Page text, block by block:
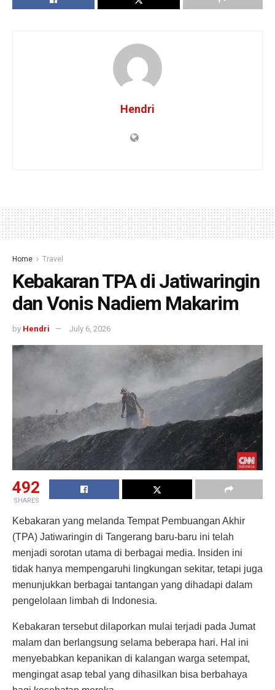
Hendri
Home Travel
Kebakaran TPA di Jatiwaringin
dan Vonis Nadiem Makarim
by Hendri July 6, 2026
492
SHARES
Kebakaran yang melanda Tempat Pembuangan Akhir
(TPA) Jatiwaringin di Tangerang baru-baru ini telah
menjadi sorotan utama di berbagai media. Insiden ini
tidak hanya mempengaruhi lingkungan sekitar, tetapi juga
menunjukkan berbagai tantangan yang dihadapi dalam
pengelolaan limbah di Indonesia.
Kebakaran tersebut dilaporkan mulai terjadi pada Jumat
malam dan berlangsung selama beberapa hari. Hal ini
menyebabkan kepanikan di kalangan warga setempat,
mengingat asap tebal yang dihasilkan bisa berbahaya